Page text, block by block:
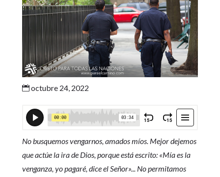
octubre 24, 2022
No busquemos vengarnos, amados míos. Mejor dejemos
que actúe la ira de Dios, porque está escrito: «Mía es la
venganza, yo pagaré, dice el Señor»... No permitamos